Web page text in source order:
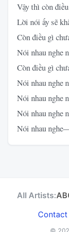
Vậy thì còn
Lời nói ấy sẽ
Còn điều gì
Nói nhau nghe
Còn điều gì
Nói nhau nghe
Nói nhau nghe
Nói nhau nghe
Nói nhau
All Artists:AB
Contact
©